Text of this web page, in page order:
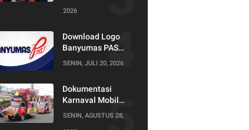
Perkuat Peran
Layanan
Kesehatan
2026
Download Logo
Banyumas PAS
(Produktif Adil dan
SENIN, JULI 20, 2026
Dokumentasi
Karnaval Mobil
Hias Tahun 2023
SENIN, AGUSTUS 28,